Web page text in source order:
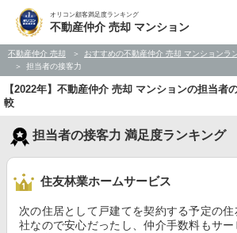
オリコン顧客満足度ランキング
不動産仲介 売却 マンション
不動産仲介 売却 おすすめの不動産仲介 売却 マンションラ
担当者の接客力
【2022年】不動産仲介 売却 マンションの担当者
較
担当者の接客力 満足度ランキング
住友林業ホームサービス
次の住居として戸建てを契約する予定の
社なので安心だったし、仲介手数料もサー